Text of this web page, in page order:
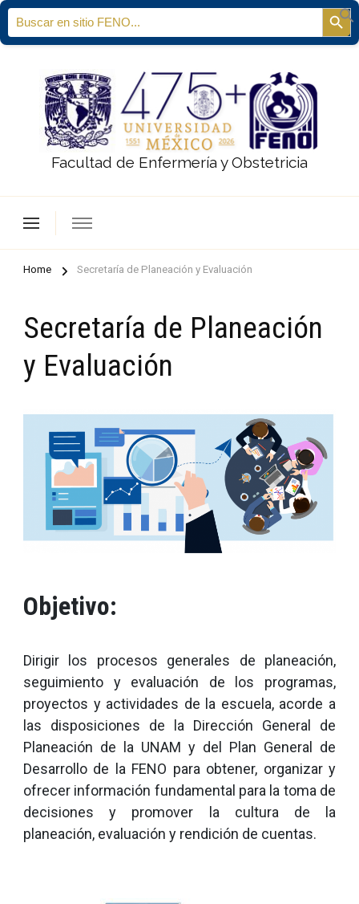
Search
for:
Facultad de Enfermería y Obstetricia
Home Secretaría de Planeación y Evaluación
Secretaría de Planeación
y Evaluación
Objetivo:
Dirigir los procesos generales de planeación,
seguimiento y evaluación de los programas,
proyectos y actividades de la escuela, acorde a
las disposiciones de la Dirección General de
Planeación de la UNAM y del Plan General de
Desarrollo de la FENO para obtener, organizar y
ofrecer información fundamental para la toma de
decisiones y promover la cultura de la
planeación, evaluación y rendición de cuentas.